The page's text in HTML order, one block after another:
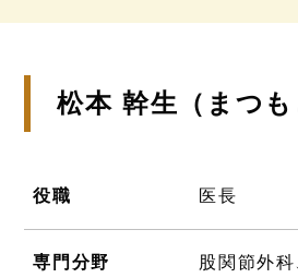
松本 幹生（まつも
役職 医長
専門分野 股関節外